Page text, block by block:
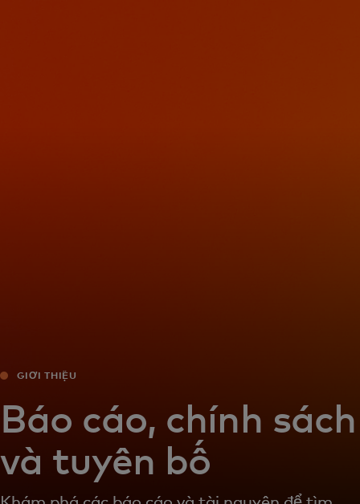
GIỚI THIỆU
Báo cáo, chính sách
và tuyên bố